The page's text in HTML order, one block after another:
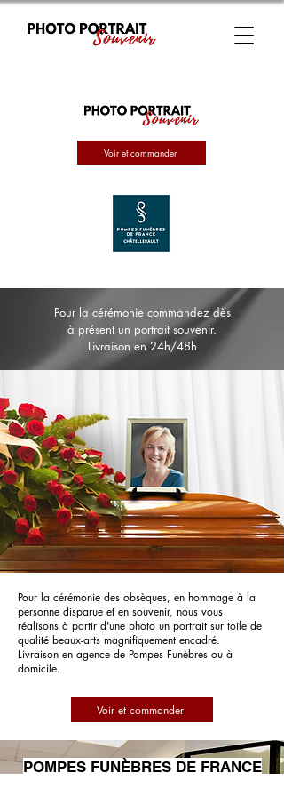
Voir et commander
Pour la cérémonie commandez dès
à présent un portrait souvenir.
Livraison en 24h/48h
Pour la cérémonie des obsèques, en hommage à la
personne disparue et en souvenir, nous vous
réalisons à partir d'une photo un portrait sur toile de
qualité beaux-arts magnifiquement encadré.
Livraison en agence de Pompes Funèbres ou à
domicile.
Voir et commander
POMPES FUNÈBRES DE FRANCE